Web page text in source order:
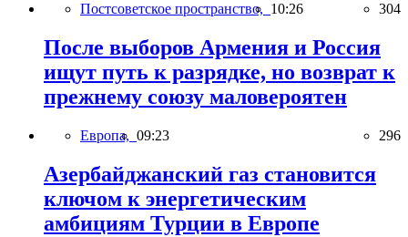
Постсоветское пространство, 10:26 304
После выборов Армения и Россия
ищут путь к разрядке, но возврат к
прежнему союзу маловероятен
Европа, 09:23 296
Азербайджанский газ становится
ключом к энергетическим
амбициям Турции в Европе